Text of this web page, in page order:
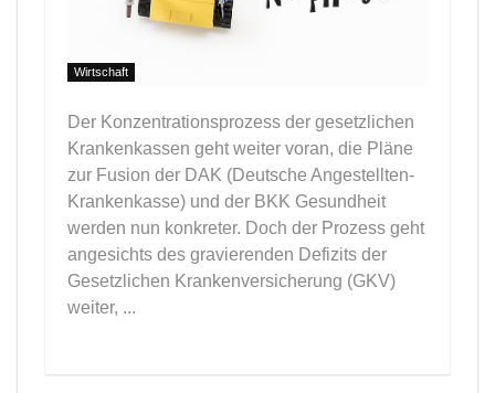
Wirtschaft
Der Konzentrationsprozess der gesetzlichen
Krankenkassen geht weiter voran, die Pläne
zur Fusion der DAK (Deutsche Angestellten-
Krankenkasse) und der BKK Gesundheit
werden nun konkreter. Doch der Prozess geht
angesichts des gravierenden Defizits der
Gesetzlichen Krankenversicherung (GKV)
weiter, ...